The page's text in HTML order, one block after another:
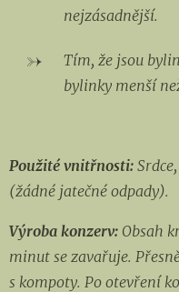
nejzásadnější.
Tím, že jsou
bylinky menší
Použité vnitřnosti:
(žádné jatečné odpady).
Výroba konzerv: Obsah
minut se zavařuje.
s kompoty. Po otevření